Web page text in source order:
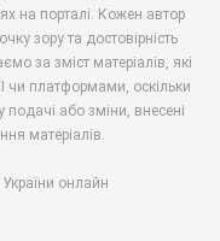
на порталі. Кожен автор
зору та достовірність
за зміст матеріалів, які
чи платформами, оскільки
або зміни, внесені
матеріалів.
онлайн